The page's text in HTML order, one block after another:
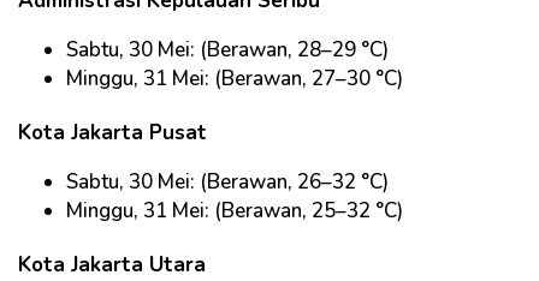
Sabtu, 30 Mei: (Berawan, 28–29 °C)
Minggu, 31 Mei: (Berawan, 27–30 °C)
Kota Jakarta Pusat
Sabtu, 30 Mei: (Berawan, 26–32 °C)
Minggu, 31 Mei: (Berawan, 25–32 °C)
Kota Jakarta Utara